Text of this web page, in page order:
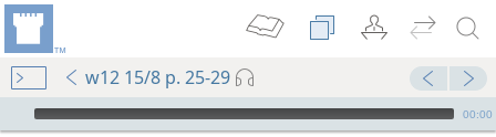
w12 15/8 p. 25-29
Audio Player
00:00